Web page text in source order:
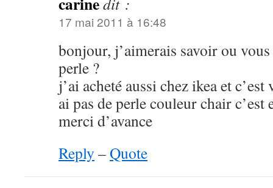
17 mai 2011 à 16:48
bonjour, j’aimerais savoir ou
perle ?
j’ai acheté aussi chez ikea et
ai pas de perle couleur chair
merci d’avance
Reply –Quote